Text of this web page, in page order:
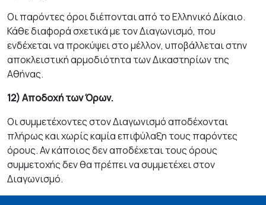
Οι παρόντες όροι διέπονται από το Ελληνικό Δίκαιο.
Κάθε διαφορά σχετικά με τον Διαγωνισμό, που
ενδέχεται να προκύψει στο μέλλον, υποβάλλεται στην
αποκλειστική αρμοδιότητα των Δικαστηρίων της
Αθήνας.
12) Αποδοχή των Όρων.
Οι συμμετέχοντες στον Διαγωνισμό αποδέχονται
πλήρως και χωρίς καμία επιφύλαξη τους παρόντες
όρους. Αν κάποιος δεν αποδέχεται τους όρους
συμμετοχής δεν θα πρέπει να συμμετέχει στον
Διαγωνισμό.